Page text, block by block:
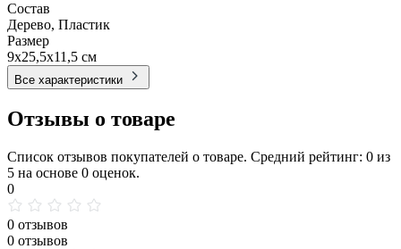
Состав
Дерево, Пластик
Размер
9x25,5x11,5 см
Все характеристики
Отзывы о товаре
Список отзывов покупателей о товаре. Средний рейтинг: 0 из
5 на основе 0 оценок.
0
0 отзывов
0 отзывов